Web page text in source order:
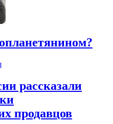
рассказали
продавцов